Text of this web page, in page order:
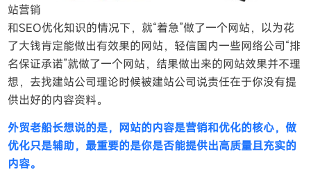
站营销
和SEO优化知识的情况下，就“着急”做了一个网站，以为花
了大钱肯定能做出有效果的网站，轻信国内一些网络公司“排
名保证承诺”就做了一个网站，结果做出来的网站效果并不理
想，去找建站公司理论时候被建站公司说责任在于你没有提
供出好的内容资料。
外贸老船长想说的是，网站的内容是营销和优化的核心，做
优化只是辅助，最重要的是你是否能提供出高质量且充实的
内容。